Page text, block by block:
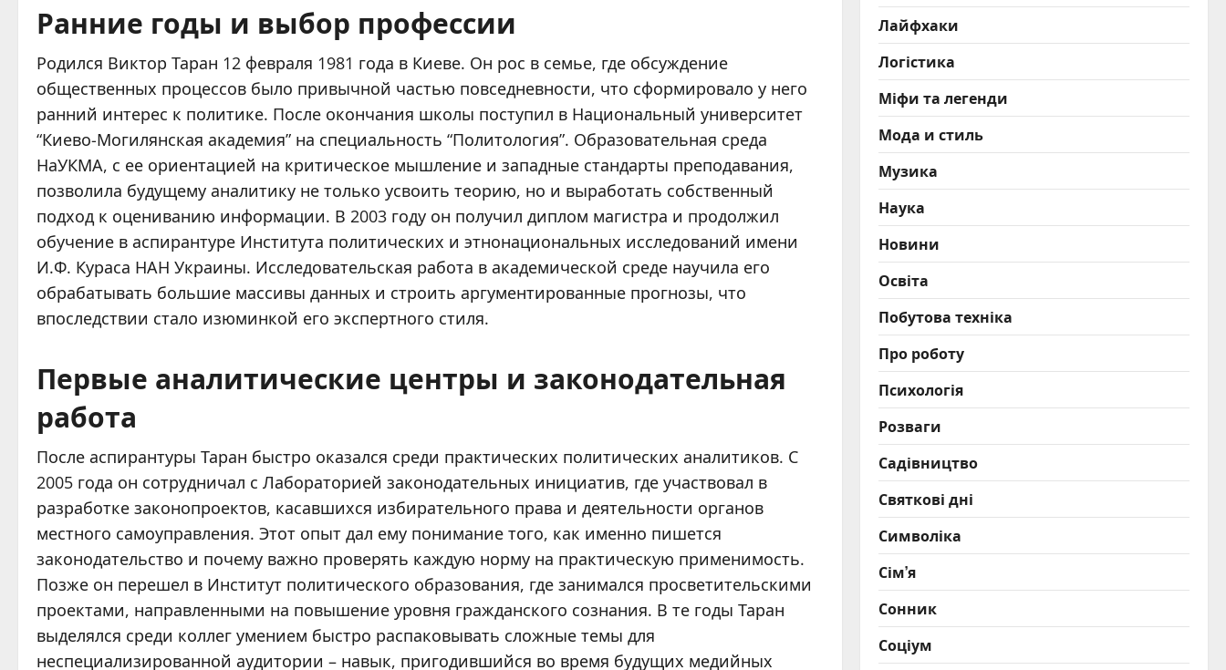
Ранние годы и выбор профессии
Родился Виктор Таран 12 февраля 1981 года в Киеве. Он рос в семье, где обсуждение
общественных процессов было привычной частью повседневности, что сформировало у него
ранний интерес к политике. После окончания школы поступил в Национальный университет
“Киево-Могилянская академия” на специальность “Политология”. Образовательная среда
НаУКМА, с ее ориентацией на критическое мышление и западные стандарты преподавания,
позволила будущему аналитику не только усвоить теорию, но и выработать собственный
подход к оцениванию информации. В 2003 году он получил диплом магистра и продолжил
обучение в аспирантуре Института политических и этнонациональных исследований имени
И.Ф. Кураса НАН Украины. Исследовательская работа в академической среде научила его
обрабатывать большие массивы данных и строить аргументированные прогнозы, что
впоследствии стало изюминкой его экспертного стиля.
Первые аналитические центры и законодательная
работа
После аспирантуры Таран быстро оказался среди практических политических аналитиков. С
2005 года он сотрудничал с Лабораторией законодательных инициатив, где участвовал в
разработке законопроектов, касавшихся избирательного права и деятельности органов
местного самоуправления. Этот опыт дал ему понимание того, как именно пишется
законодательство и почему важно проверять каждую норму на практическую применимость.
Позже он перешел в Институт политического образования, где занимался просветительскими
проектами, направленными на повышение уровня гражданского сознания. В те годы Таран
выделялся среди коллег умением быстро распаковывать сложные темы для
неспециализированной аудитории – навык, пригодившийся во время будущих медийных
Лайфхаки
Логістика
Міфи та легенди
Мода и стиль
Музика
Наука
Новини
Освіта
Побутова техніка
Про роботу
Психологія
Розваги
Садівництво
Святкові дні
Символіка
Сім’я
Сонник
Соціум